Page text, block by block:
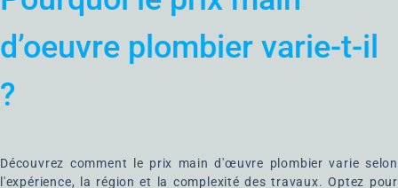
d’oeuvre plombier varie-t-il
?
Découvrez comment le prix main d'œuvre plombier varie selon
l'expérience, la région et la complexité des travaux. Optez pour